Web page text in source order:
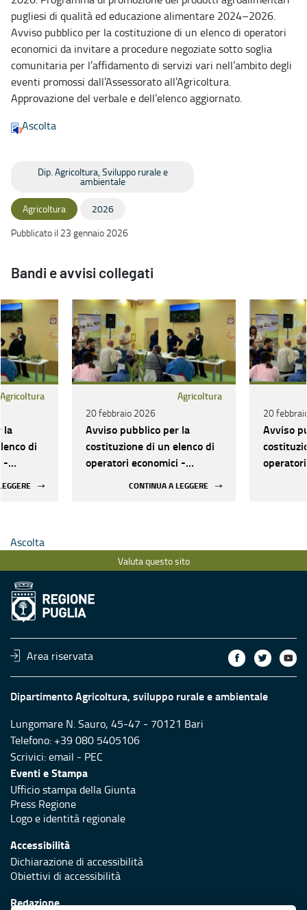
pugliesi di qualità ed educazione alimentare 2024–2026.
Avviso pubblico per la costituzione di un elenco di operatori
economici da invitare a procedure negoziate sotto soglia
comunitaria per l’affidamento di servizi vari nell’ambito degli
eventi promossi dall’Assessorato all’Agricoltura.
Approvazione del verbale e dell’elenco aggiornato.
Ascolta
Dip. Agricoltura, Sviluppo rurale e
ambientale
Agricoltura
2026
Pubblicato il 23 gennaio 2026
Bandi e avvisi collegati
Agricoltura
la
di
-
Agricoltura
20 febbraio 2026
Avviso pubblico per la
costituzione di un elenco di
operatori economici -
CONTINUA A LEGGERE
20
Avviso
Ascolta
Valuta questo sito
Area riservata
Dipartimento Agricoltura, sviluppo rurale e ambientale
Lungomare N. Sauro, 45-47 - 70121 Bari
Telefono: +39 080 5405106
Scrivici:email - PEC
Eventi e Stampa
Ufficio stampa della Giunta
Press Regione
Logo e identità regionale
Accessibilità
Dichiarazione di accessibilità
Obiettivi di accessibilità
Redazione